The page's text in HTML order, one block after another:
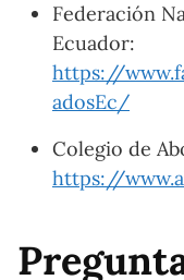
Federación
Ecuador:
https://
adosEc/
Colegio de
https://